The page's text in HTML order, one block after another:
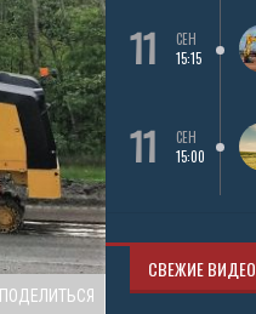
11
СЕН
15:15
11
СЕН
15:00
СВЕЖИЕ ВИДЕО